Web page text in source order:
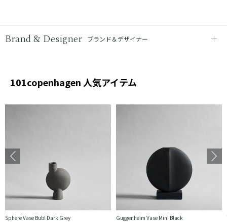
Brand & Designer ブランド＆デザイナー
101copenhagen 人気アイテム
Sphere Vase Bubl Dark Grey Guggenheim Vase Mini Black